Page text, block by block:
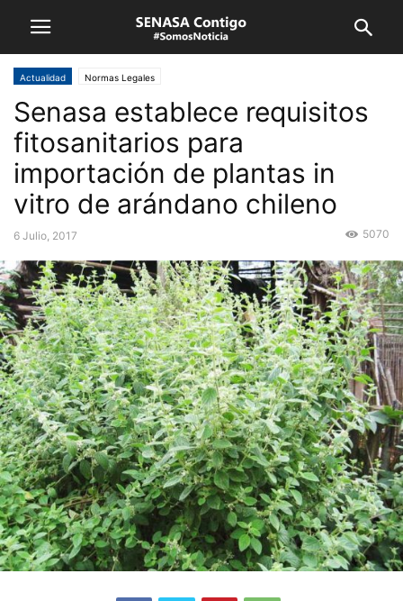
Actualidad Normas Legales
Senasa establece requisitos
fitosanitarios para
importación de plantas in
vitro de arándano chileno
6 Julio, 2017 5070